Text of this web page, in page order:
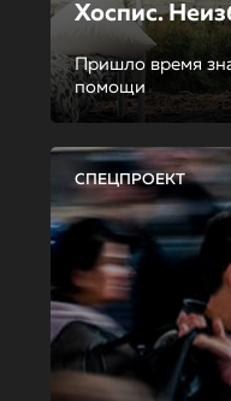
Хоспис.
Пришло время
помощи
СПЕЦПРОЕКТ